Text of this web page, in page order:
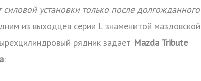
силовой установки только после долгожданного
из выходцев серии L знаменитой маздовской
рядник задает Mazda Tribute
: